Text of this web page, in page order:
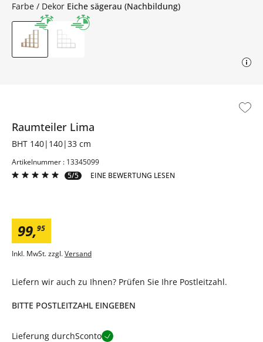
Raumteiler Lima
BHT 140|140|33 cm
Artikelnummer : 13345099
5/5
EINE BEWERTUNG LESEN
99,95
Inkl. MwSt. zzgl.Versand
Farbe / Dekor Eiche sägerau (Nachbildung)
Liefern wir auch zu Ihnen? Prüfen Sie Ihre Postleitzahl.
BITTE POSTLEITZAHL EINGEBEN
Lieferung durchSconto